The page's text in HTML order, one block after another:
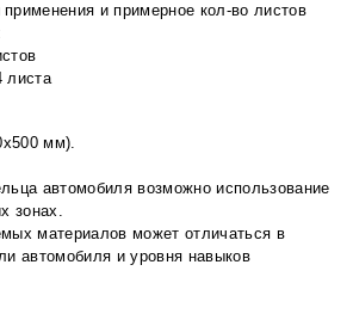
и примерное кол-во листов
листа
мм).
автомобиля возможно использование
зонах.
материалов может отличаться в
автомобиля и уровня навыков